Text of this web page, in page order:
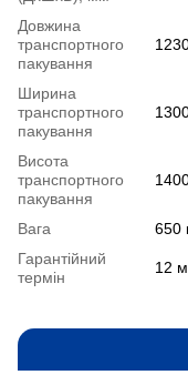
Довжина
транспортного
пакування
Ширина
транспортного
пакування
Висота
транспортного
пакування
Вага
650
Гарантійний
термін
12